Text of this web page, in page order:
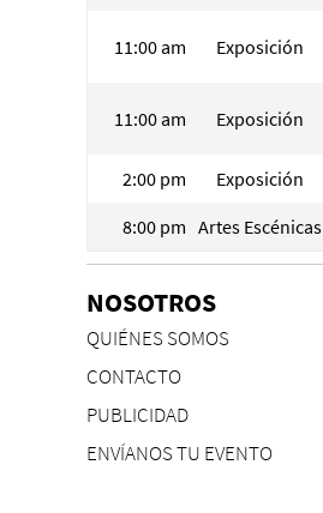
11:00 am Exposición
11:00 am Exposición
2:00 pm Exposición
8:00 pm Artes Escénicas
NOSOTROS
QUIÉNES SOMOS
CONTACTO
PUBLICIDAD
ENVÍANOS TU EVENTO